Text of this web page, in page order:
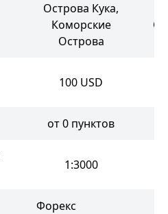
Острова Кука,
Коморские
Острова
100 USD
от 0 пунктов
1:3000
Форекс